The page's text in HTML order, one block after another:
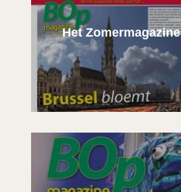
Het Zomermagazine